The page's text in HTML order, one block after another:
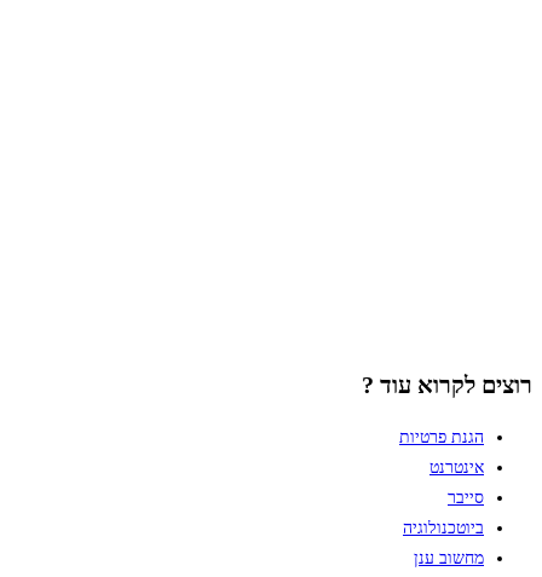
רוצים לקרוא עוד ?
הגנת פרטיות
אינטרנט
סייבר
ביוטכנולוגיה
מחשוב ענן